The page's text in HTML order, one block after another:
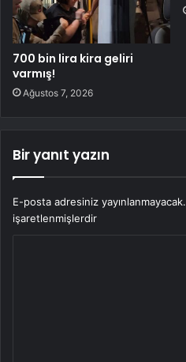
700 bin lira kira geliri
varmış!
Ağustos 7, 2026
Bir yanıt yazın
E-posta adresiniz yayınlanmayacak.
işaretlenmişlerdir